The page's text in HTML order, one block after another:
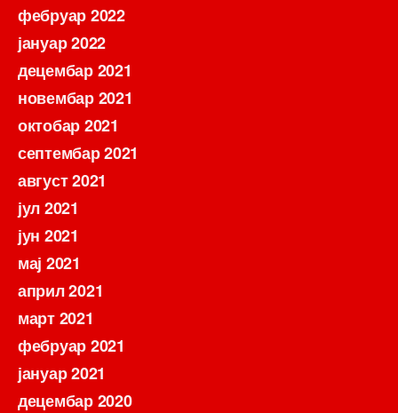
фебруар 2022
јануар 2022
децембар 2021
новембар 2021
октобар 2021
септембар 2021
август 2021
јул 2021
јун 2021
мај 2021
април 2021
март 2021
фебруар 2021
јануар 2021
децембар 2020